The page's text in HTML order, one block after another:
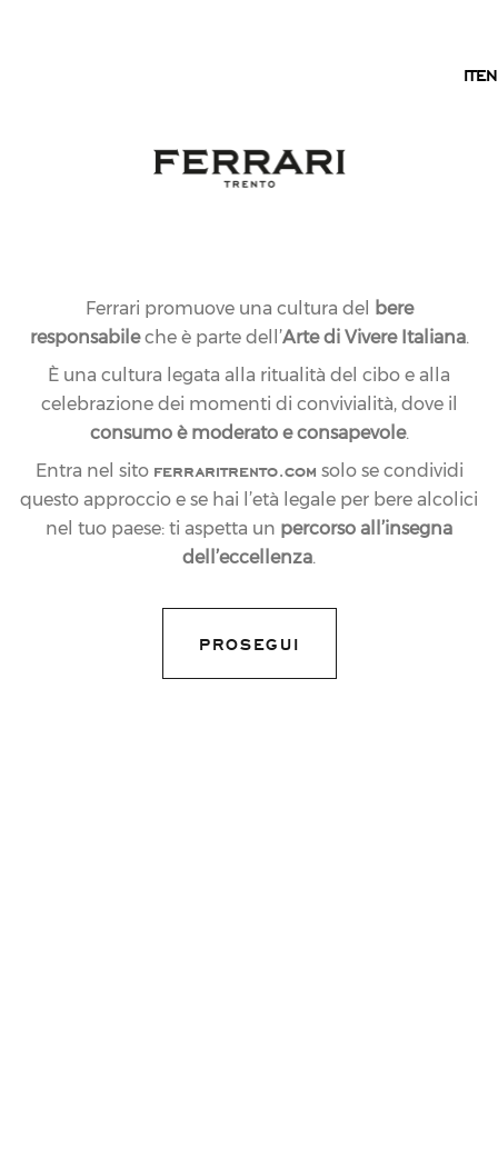
ITEN
Ferrari promuove una cultura del
bere
responsabileche è parte dell’Arte di Vivere Italiana.
È una cultura legata alla ritualità del cibo e alla
celebrazione dei momenti di convivialità, dove il
consumo è moderato e consapevole.
Entra nel sito ferraritrento.com solo se condividi
questo approccio e se hai l’età legale per bere alcolici
nel tuo paese: ti aspetta un percorso all’insegna
dell’eccellenza.
PROSEGUI